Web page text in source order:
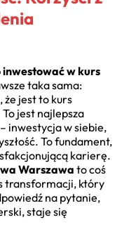
w kurs
taka sama:
że jest to kurs
jest najlepsza
inwestycja w siebie,
To fundament,
karierę.
Warszawa to coś
transformacji, który
na pytanie,
staje się